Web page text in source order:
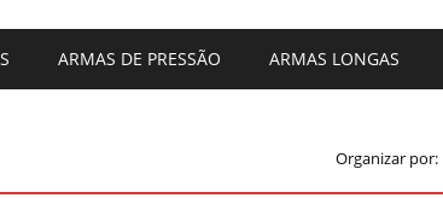
ARMAS DE PRESSÃO ARMAS LONGAS
Organizar por: